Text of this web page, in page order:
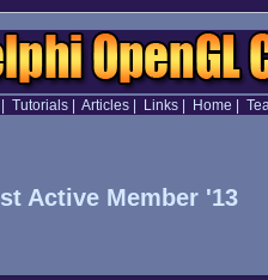
Tutorials| Articles| Links| Home
Active Member '13